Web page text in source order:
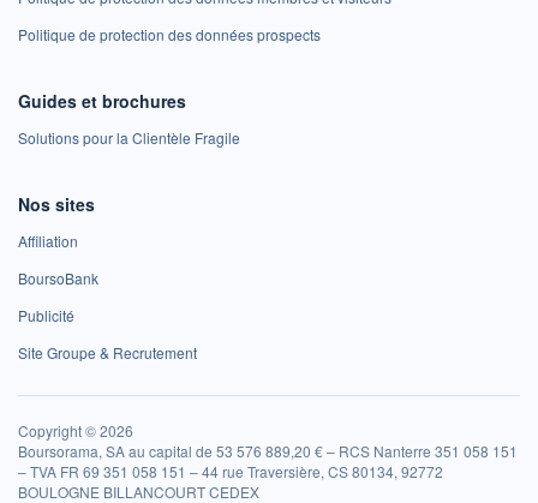
Politique de protection des données prospects
Guides et brochures
Solutions pour la Clientèle Fragile
Nos sites
Affiliation
BoursoBank
Publicité
Site Groupe & Recrutement
Copyright © 2026
Boursorama, SA au capital de 53 576 889,20 € – RCS Nanterre 351 058 151
– TVA FR 69 351 058 151 – 44 rue Traversière, CS 80134, 92772
BOULOGNE BILLANCOURT CEDEX